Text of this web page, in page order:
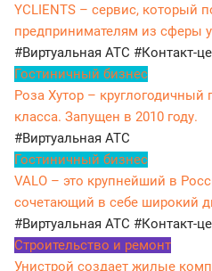
YCLIENTS – сервис, который
предпринимателям из сферы
#Виртуальная АТС #Контакт-
Гостиничный бизнес
Роза Хутор – круглогодичный
класса. Запущен в 2010 году.
#Виртуальная АТС
Гостиничный бизнес
VALO – это крупнейший в
сочетающий в себе широкий
#Виртуальная АТС #Контакт-
Строительство и ремонт
Унистрой создает жилые